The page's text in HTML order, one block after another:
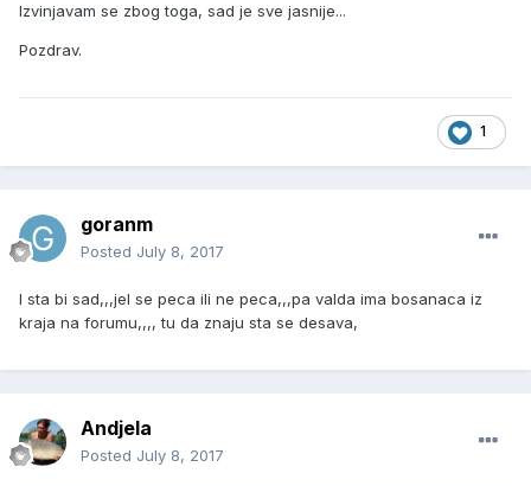
Izvinjavam se zbog toga, sad je sve jasnije...
Pozdrav.
1
goranm
Posted July 8, 2017
I sta bi sad,,,jel se peca ili ne peca,,,pa valda ima bosanaca iz
kraja na forumu,,,, tu da znaju sta se desava,
Andjela
Posted July 8, 2017